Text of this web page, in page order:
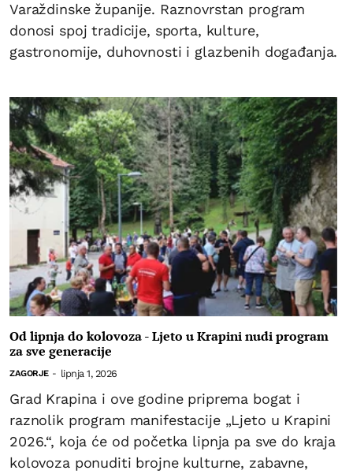
Varaždinske županije. Raznovrstan program
donosi spoj tradicije, sporta, kulture,
gastronomije, duhovnosti i glazbenih događanja.
Od lipnja do kolovoza - Ljeto u Krapini nudi program
za sve generacije
ZAGORJE - lipnja 1, 2026
Grad Krapina i ove godine priprema bogat i
raznolik program manifestacije „Ljeto u Krapini
2026.“, koja će od početka lipnja pa sve do kraja
kolovoza ponuditi brojne kulturne, zabavne,